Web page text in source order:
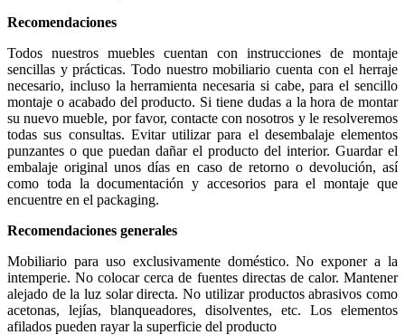
Recomendaciones
Todos nuestros muebles cuentan con instrucciones de montaje
sencillas y prácticas. Todo nuestro mobiliario cuenta con el herraje
necesario, incluso la herramienta necesaria si cabe, para el sencillo
montaje o acabado del producto. Si tiene dudas a la hora de montar
su nuevo mueble, por favor, contacte con nosotros y le resolveremos
todas sus consultas. Evitar utilizar para el desembalaje elementos
punzantes o que puedan dañar el producto del interior. Guardar el
embalaje original unos días en caso de retorno o devolución, así
como toda la documentación y accesorios para el montaje que
encuentre en el packaging.
Recomendaciones generales
Mobiliario para uso exclusivamente doméstico. No exponer a la
intemperie. No colocar cerca de fuentes directas de calor. Mantener
alejado de la luz solar directa. No utilizar productos abrasivos como
acetonas, lejías, blanqueadores, disolventes, etc. Los elementos
afilados pueden rayar la superficie del producto